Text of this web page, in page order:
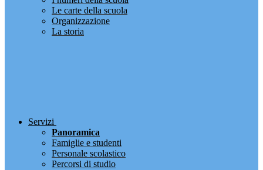
Le carte della scuola
Organizzazione
La storia
Servizi
Panoramica
Famiglie e studenti
Personale scolastico
Percorsi di studio